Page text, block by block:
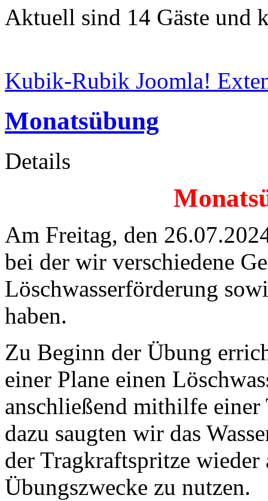
Aktuell sind 14 Gäste und
Kubik-Rubik Joomla!
Monatsübung
Details
Am Freitag, den
bei der wir verschiedene
Löschwasserförderung
haben.
Zu Beginn der Übung
einer Plane einen
anschließend mithilfe
dazu saugten wir das
der Tragkraftspritze wieder
Übungszwecke zu nutzen.